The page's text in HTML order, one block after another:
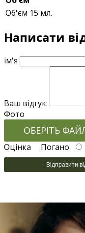
Об'єм 15 мл.
Написати
ім'я
Ваш відгук:
Фото
ОБЕРІТЬ
Оцінка Погано
Відправити